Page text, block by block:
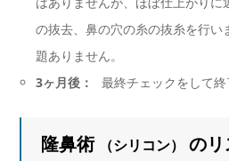
の抜去、鼻の穴の糸の抜糸を行い
題ありません。
3ヶ月後：
最終チェックをして終
隆鼻術 （シリコン） の